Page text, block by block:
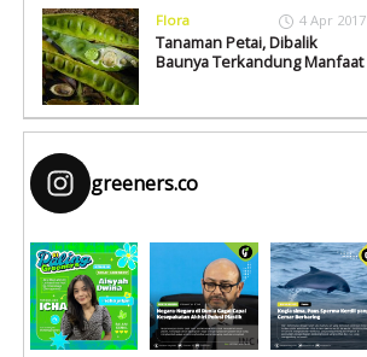
Flora 4 Apr 2017
Tanaman Petai, Dibalik
Baunya Terkandung Manfaat
greeners.co